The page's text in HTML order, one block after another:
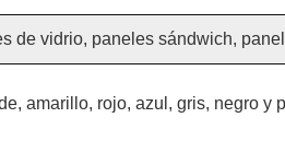
de vidrio, paneles sándwich,
amarillo, rojo, azul, gris, negro y